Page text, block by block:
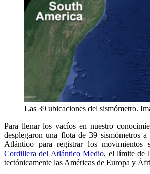
Las 39 ubicaciones del sismómetro.
Para llenar los vacíos en nuestro
desplegaron una flota de 39 sismómetros
Atlántico para registrar los movimientos
Cordillera del Atlántico Medio, el límite de
tectónicamente las Américas de Europa y